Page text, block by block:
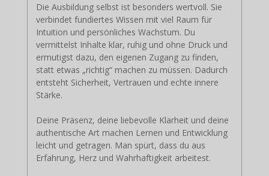
Die Ausbildung selbst ist besonders wertvoll. Sie
verbindet fundiertes Wissen mit viel Raum für
Intuition und persönliches Wachstum. Du
vermittelst Inhalte klar, ruhig und ohne Druck und
ermutigst dazu, den eigenen Zugang zu finden,
statt etwas „richtig“ machen zu müssen. Dadurch
entsteht Sicherheit, Vertrauen und echte innere
Stärke.
Deine Präsenz, deine liebevolle Klarheit und deine
authentische Art machen Lernen und Entwicklung
leicht und getragen. Man spürt, dass du aus
Erfahrung, Herz und Wahrhaftigkeit arbeitest.